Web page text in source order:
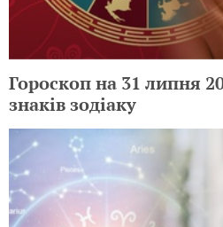
Гороскоп на 31 липня
знаків зодіаку